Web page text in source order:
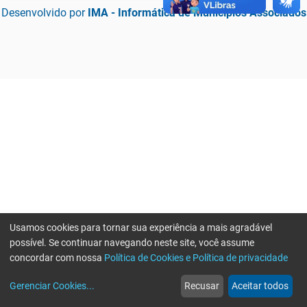
Desenvolvido por IMA - Informática de Municípios Associados
web
Notícias
more_horiz
Mais
Usamos cookies para tornar sua experiência a mais agradável
possível. Se continuar navegando neste site, você assume
concordar com nossa Política de Cookies e Política de privacidade
Gerenciar Cookies... Recusar Aceitar todos
Erro ao enviar informações, por favor tente novamente